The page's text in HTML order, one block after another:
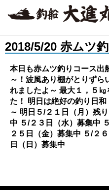
2018/5/20 赤ムツ
本日も赤ムツ釣りコース出
～！波風あり棚がとりずら
れましたよ～ 最大１，５
た！ 明日は絶好の釣り日
～ 明日５/２１日（月）残
中 ５/２３日（水）募集中
２５日（金）募集中 ５/２
日（日）募集中